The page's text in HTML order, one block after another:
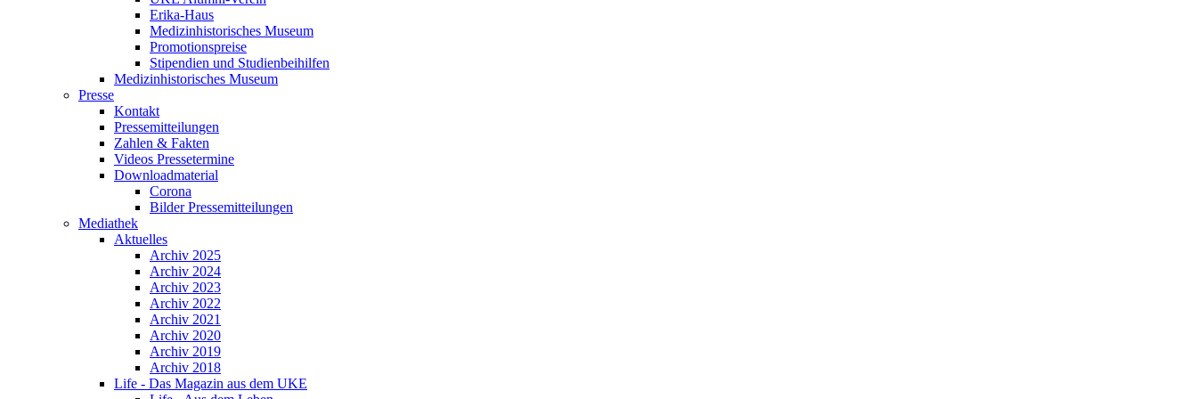
Erika-Haus
Medizinhistorisches Museum
Promotionspreise
Stipendien und Studienbeihilfen
Medizinhistorisches Museum
Presse
Kontakt
Pressemitteilungen
Zahlen & Fakten
Videos Pressetermine
Downloadmaterial
Corona
Bilder Pressemitteilungen
Mediathek
Aktuelles
Archiv 2025
Archiv 2024
Archiv 2023
Archiv 2022
Archiv 2021
Archiv 2020
Archiv 2019
Archiv 2018
Life - Das Magazin aus dem UKE